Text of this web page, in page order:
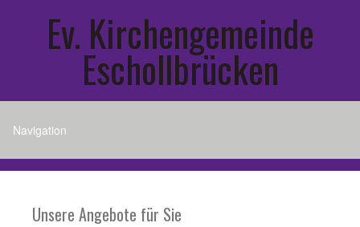
Ev. Kirchengemeinde
Eschollbrücken
Unsere Angebote für Sie